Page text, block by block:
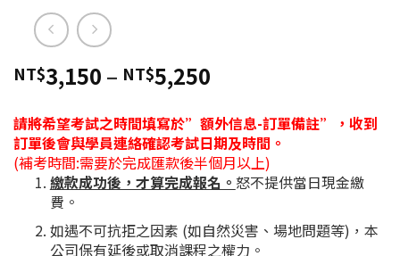
NT$3,150 – NT$5,250
請將希望考試之時間填寫於”額外信息-訂單備註”，收到
訂單後會與學員連絡確認考試日期及時間。
(補考時間:需要於完成匯款後半個月以上)
繳款成功後，才算完成報名。 怒不提供當日現金繳
費。
如遇不可抗拒之因素 (如自然災害、場地問題等)，本
公司保有延後或取消課程之權力。